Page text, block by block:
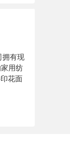
拥有现
用纺
花面